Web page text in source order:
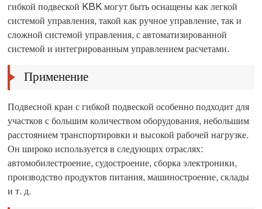
гибкой подвеской KBK могут быть оснащены как легкой
системой управления, такой как ручное управление, так и
сложной системой управления, с автоматизированной
системой и интегрированным управлением расчетами.
Применение
Подвесной кран с гибкой подвеской особенно подходит для
участков с большим количеством оборудования, небольшим
расстоянием транспортировки и высокой рабочей нагрузке.
Он широко используется в следующих отраслях:
автомобилестроение, судостроение, сборка электроники,
производство продуктов питания, машиностроение, склады
и т. д.